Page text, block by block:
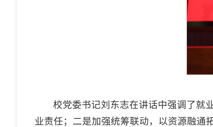
校党委书记刘东志在讲话中强调了就
业责任；二是加强统筹联动，以资源融通